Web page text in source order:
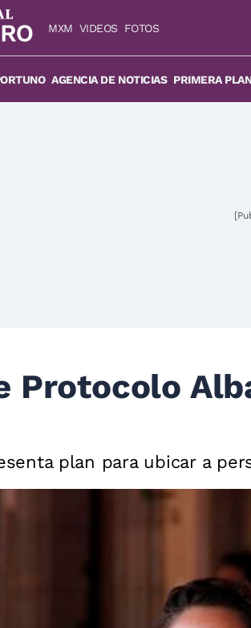
MXM VIDEOS FOTOS
AGENCIA DE NOTICIAS PRIMERA
Protocolo
plan para ubicar a